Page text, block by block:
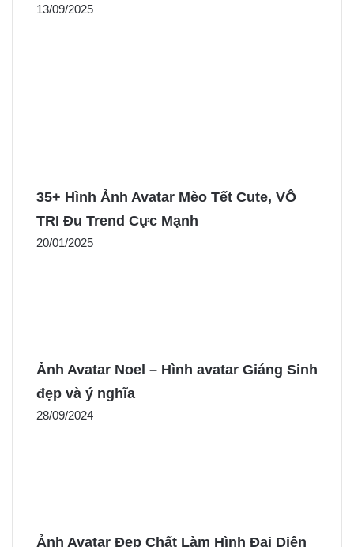
13/09/2025
35+ Hình Ảnh Avatar Mèo Tết Cute, VÔ
TRI Đu Trend Cực Mạnh
20/01/2025
Ảnh Avatar Noel – Hình avatar Giáng Sinh
đẹp và ý nghĩa
28/09/2024
Ảnh Avatar Đẹp Chất Làm Hình Đại Diện